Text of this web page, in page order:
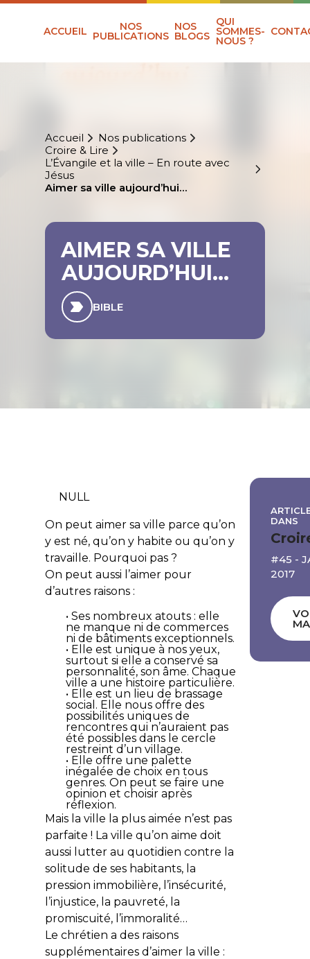
ACCUEIL NOS
PUBLICATIONS
NOS
BLOGS
QUI
SOMMES-
NOUS ?
Accueil
Nos publications
Croire & Lire
L’Évangile et la ville – En route avec
Jésus
Aimer sa ville aujourd’hui…
AIMER SA VILLE
AUJOURD’HUI…
BIBLE
NULL
On peut aimer sa ville parce qu’on
y est né, qu’on y habite ou qu’on y
travaille. Pourquoi pas ?
On peut aussi l’aimer pour
d’autres raisons :
• Ses nombreux atouts : elle
ne manque ni de commerces
ni de bâtiments exceptionnels.
• Elle est unique à nos yeux,
surtout si elle a conservé sa
personnalité, son âme. Chaque
ville a une histoire particulière.
• Elle est un lieu de brassage
social. Elle nous offre des
possibilités uniques de
rencontres qui n’auraient pas
été possibles dans le cercle
restreint d’un village.
• Elle offre une palette
inégalée de choix en tous
genres. On peut se faire une
opinion et choisir après
réflexion.
Mais la ville la plus aimée n’est pas
parfaite ! La ville qu’on aime doit
aussi lutter au quotidien contre la
solitude de ses habitants, la
pression immobilière, l’insécurité,
l’injustice, la pauvreté, la
promiscuité, l’immoralité…
Le chrétien a des raisons
supplémentaires d’aimer la ville :
DANS
#45 -
2017